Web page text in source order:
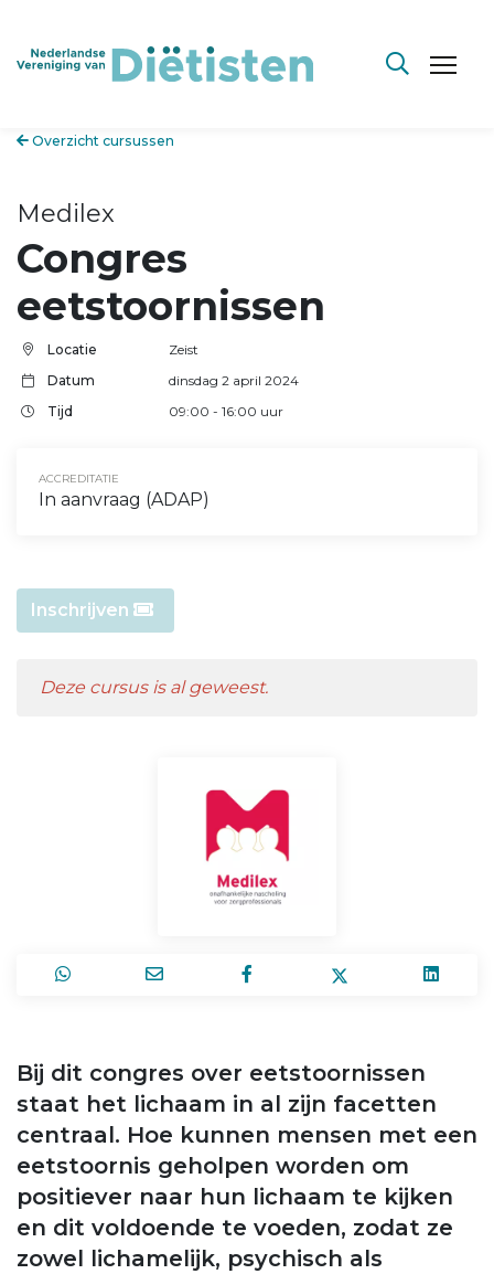
Overzicht cursussen
Medilex
Congres
eetstoornissen
Locatie
Zeist
Datum
dinsdag 2 april 2024
Tijd
09:00 - 16:00 uur
ACCREDITATIE
In aanvraag (ADAP)
Inschrijven
Deze cursus is al geweest.
Bij dit congres over eetstoornissen
staat het lichaam in al zijn facetten
centraal. Hoe kunnen mensen met een
eetstoornis geholpen worden om
positiever naar hun lichaam te kijken
en dit voldoende te voeden, zodat ze
zowel lichamelijk, psychisch als